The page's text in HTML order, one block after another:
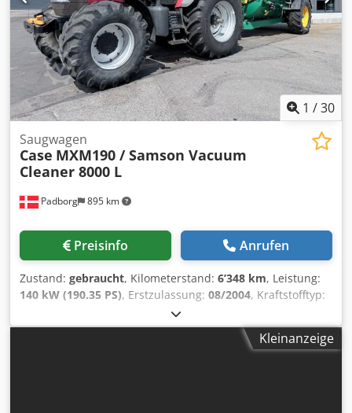
600 mm Walzendruck einstellbar Stabile Gusskonstruktion
Elektroantrieb Arbeitstisch Zustand: gebraucht
Einsatzbereiche: Hardcover-Buchproduktion,
Buchbindereien, Druckereien, Dksdpfx Ajziwnbohvor
Betriebe der Druckweiterverarbeitung, Herstellung von
Alben, Katalogen und Einbänden.
1 /30
Padborg 895 km
Saugwagen
Case MXM190 / Samson Vacuum
Cleaner 8000 L
Preisinfo Anrufen
Zustand: gebraucht, Kilometerstand: 6’348 km, Leistung:
140 kW (190.35 PS), Erstzulassung: 08/2004, Kraftstofftyp:
, Hersteller: Case Modell: MXM190 /
Samson Vakuum-Tankwagen 8000 L Baujahr: 2004
Zustand: Gut Seriennummer: ACM231045 Referenznr.:
Kleinanzeige